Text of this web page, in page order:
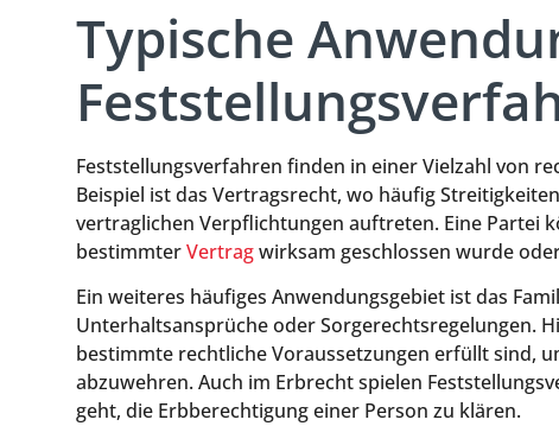
Typische
Feststellungsverfahren finden in einer Vielzahl von
Beispiel ist das Vertragsrecht, wo häufig
vertraglichen Verpflichtungen auftreten. Eine Partei
bestimmterVertragwirksam geschlossen wurde
Ein weiteres häufiges Anwendungsgebiet ist das
Unterhaltsansprüche oder Sorgerechtsregelungen.
bestimmte rechtliche Voraussetzungen erfüllt sind,
abzuwehren. Auch im Erbrecht spielen
geht, die Erbberechtigung einer Person zu klären.